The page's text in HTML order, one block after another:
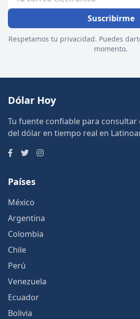
Suscribirme
Respetamos tu privacidad. Puedes
momento.
Dólar Hoy
Tu fuente confiable para consultar
del dólar en tiempo real en
Países
México
Argentina
Colombia
Chile
Perú
Venezuela
Ecuador
Bolivia